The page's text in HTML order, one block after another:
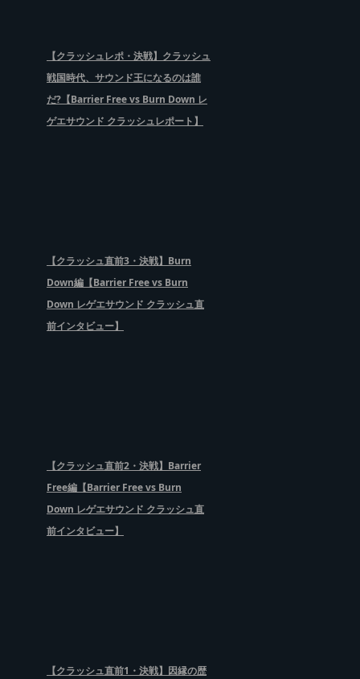
【クラッシュレポ・決戦】クラッシュ
戦国時代、サウンド王になるのは誰
だ?【Barrier Free vs Burn Down レ
ゲエサウンド クラッシュレポート】
【クラッシュ直前3・決戦】Burn
Down編【Barrier Free vs Burn
Down レゲエサウンド クラッシュ直
前インタビュー】
【クラッシュ直前2・決戦】Barrier
Free編【Barrier Free vs Burn
Down レゲエサウンド クラッシュ直
前インタビュー】
【クラッシュ直前1・決戦】因縁の歴